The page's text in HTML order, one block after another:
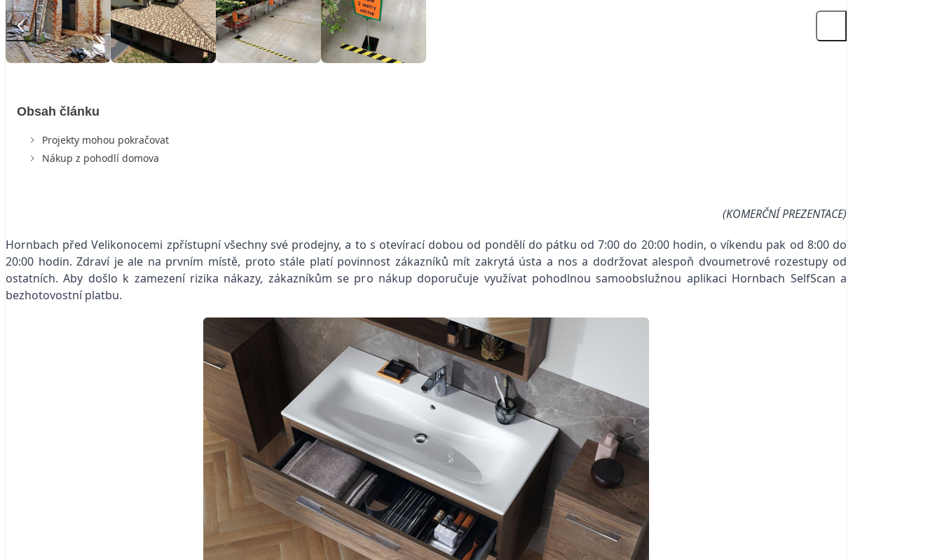
Obsah článku
Projekty mohou pokračovat
Nákup z pohodlí domova
(KOMERČNÍ PREZENTACE)
Hornbach před Velikonocemi zpřístupní všechny své prodejny, a to s otevírací dobou od pondělí do pátku od 7:00 do 20:00 hodin, o víkendu pak od 8:00 do
20:00 hodin. Zdraví je ale na prvním místě, proto stále platí povinnost zákazníků mít zakrytá ústa a nos a dodržovat alespoň dvoumetrové rozestupy od
ostatních. Aby došlo k zamezení rizika nákazy, zákazníkům se pro nákup doporučuje využívat pohodlnou samoobslužnou aplikaci Hornbach SelfScan a
bezhotovostní platbu.